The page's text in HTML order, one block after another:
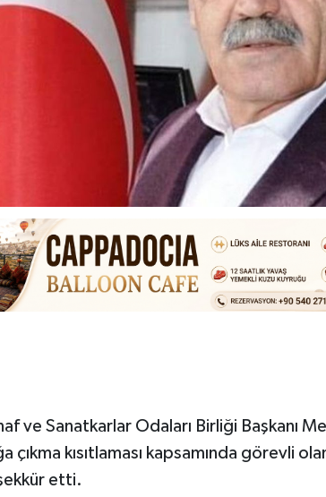
ve Sanatkarlar Odaları Birliği Başkanı
çıkma kısıtlaması kapsamında görevli
etti.